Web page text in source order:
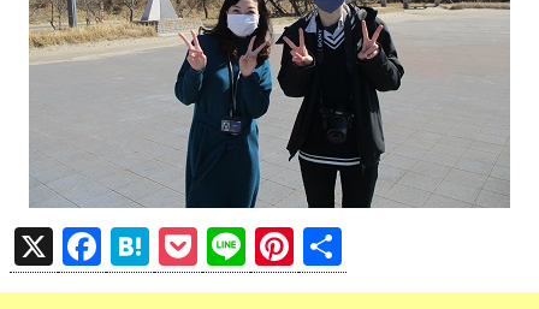
X
F
a
H
at
P
o
Li
n
Pi
nt 有